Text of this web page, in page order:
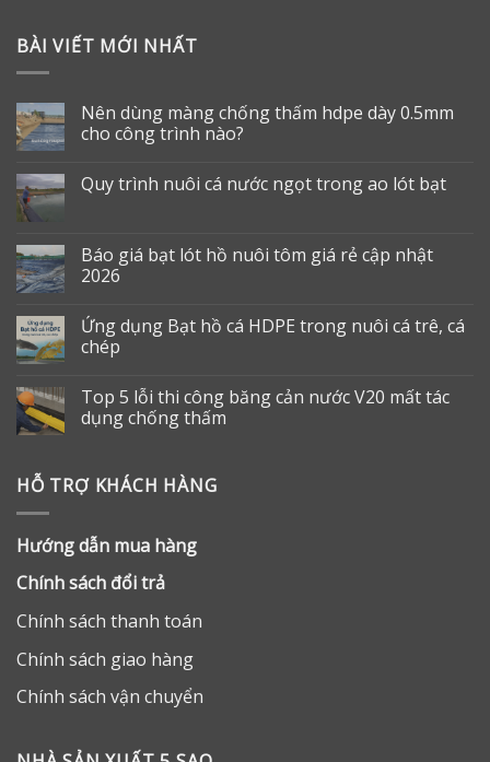
BÀI VIẾT MỚI NHẤT
Nên dùng màng chống thấm hdpe dày 0.5mm
cho công trình nào?
Quy trình nuôi cá nước ngọt trong ao lót bạt
Báo giá bạt lót hồ nuôi tôm giá rẻ cập nhật
2026
Ứng dụng Bạt hồ cá HDPE trong nuôi cá trê, cá
chép
Top 5 lỗi thi công băng cản nước V20 mất tác
dụng chống thấm
HỖ TRỢ KHÁCH HÀNG
Hướng dẫn mua hàng
Chính sách đổi trả
Chính sách thanh toán
Chính sách giao hàng
Chính sách vận chuyển